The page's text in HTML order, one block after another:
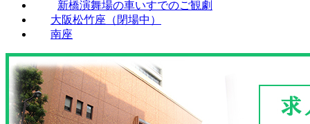
新橋演舞場の車いすでのご観劇
大阪松竹座（閉場中）
南座